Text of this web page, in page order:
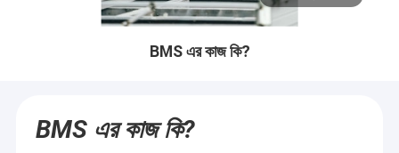
BMS এর কাজ কি?
BMS এর কাজ কি?